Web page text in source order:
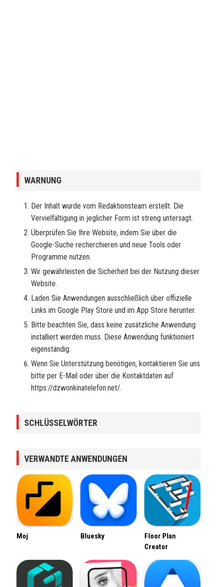
WARNUNG
Der Inhalt wurde vom Redaktionsteam erstellt. Die
Vervielfältigung in jeglicher Form ist streng untersagt.
Überprüfen Sie Ihre Website, indem Sie über die
Google-Suche recherchieren und neue Tools oder
Programme nutzen.
Wir gewährleisten die Sicherheit bei der Nutzung dieser
Website.
Laden Sie Anwendungen ausschließlich über offizielle
Links im Google Play Store und im App Store herunter.
Bitte beachten Sie, dass keine zusätzliche Anwendung
installiert werden muss. Diese Anwendung funktioniert
eigenständig.
Wenn Sie Unterstützung benötigen, kontaktieren Sie uns
bitte per E-Mail oder über die Kontaktdaten auf
https://dzwonkinatelefon.net/.
SCHLÜSSELWÖRTER
VERWANDTE ANWENDUNGEN
Moj Bluesky
Floor Plan
Creator